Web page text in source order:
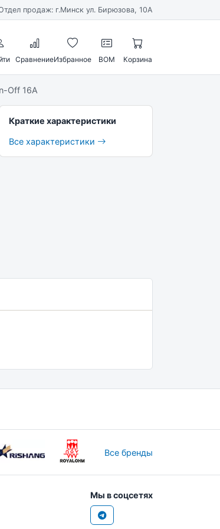
продаж: г.Минск ул. Бирюзова, 10А
СравнениеИзбранное BOM Корзина
Off 16A
Краткие характеристики
Все характеристики
Все бренды
Мы в соцсетях